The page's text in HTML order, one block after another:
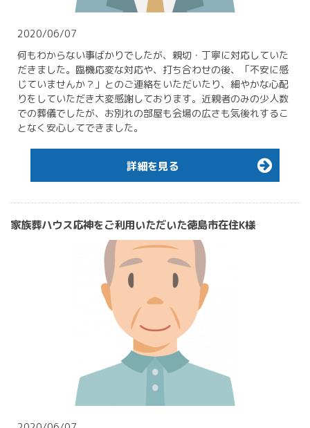
2020/06/07
何もわからない事ばかりでしたが、親切・丁寧に対応していた
だきました。臨機応変な対応や、打ち合わせの後、「不安に感
じていませんか？」とのご連絡をいただいたり、細やかな心配
りをしていただき大変感謝しております。近親者のみの少人数
での葬儀でしたが、お別れの部屋も会場の広さも気後れするこ
となく安心してできました。
詳細を見る
家族葬ハウス応神をご利用いただいた徳島市在住K様